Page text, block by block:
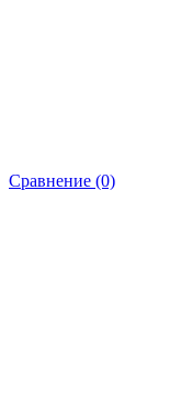
Сравнение (0)